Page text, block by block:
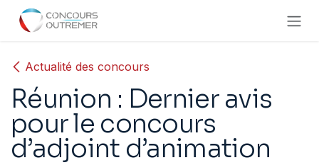
Se rendre au contenu
Actualité des concours
Réunion : Dernier avis
pour le concours
d’adjoint d’animation